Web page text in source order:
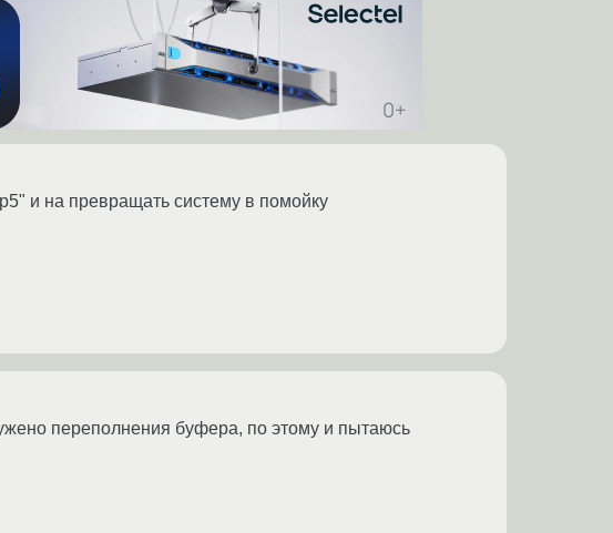
и на превращать систему в помойку
переполнения буфера, по этому и пытаюсь